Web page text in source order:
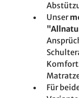
Unser
Für